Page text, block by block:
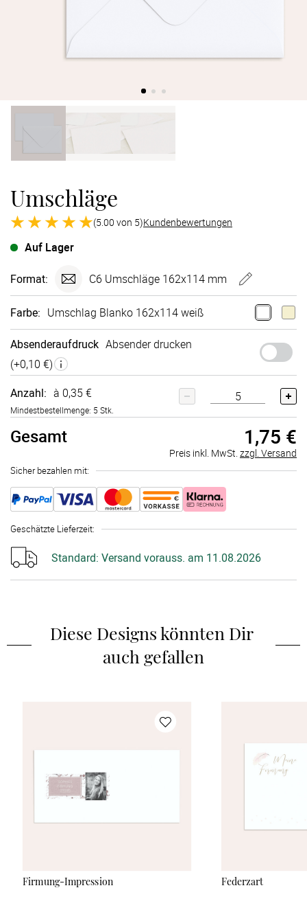
Umschläge
(5.00 von 5)Kundenbewertungen
Auf Lager
Format: C6 Umschläge 162x114 mm
Farbe: Umschlag Blanko 162x114 weiß
Absenderaufdruck Absender drucken
(+0,10 €)
Anzahl: à 0,35 €
Mindestbestellmenge: 5 Stk.
Gesamt 1,75 €
Preis inkl. MwSt. zzgl. Versand
Sicher bezahlen mit:
Geschätzte Lieferzeit:
Standard: Versand vorauss. am 11.08.2026
Diese Designs könnten Dir
auch gefallen
Firmung-Impression Federzart